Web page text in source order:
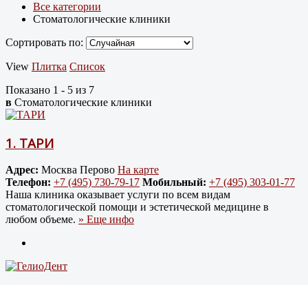
Все категории
Стоматологические клиники
Сортировать по:
View Плитка Список
Показано 1 - 5 из 7
в Стоматологические клиники
1. ТАРИ
Адрес: Москва Перово На карте
Телефон: +7 (495) 730-79-17 Мобильный: +7 (495) 303-01-77
Наша клиника оказывает услуги по всем видам
стоматологической помощи и эстетической медицине в
любом объеме. » Еще инфо